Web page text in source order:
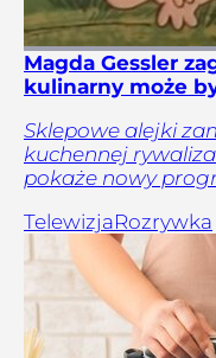
Magda Gessler
kulinarny może
Sklepowe alejki
kuchennej
pokaże nowy
TelewizjaRozrywka